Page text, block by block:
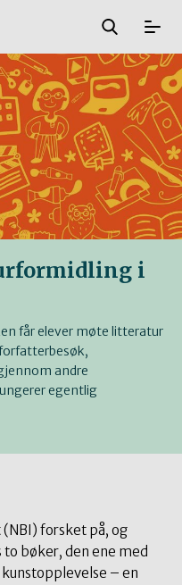
i
får elever møte litteratur
andre
egentlig
forsket på, og
to bøker, den ene med
– en